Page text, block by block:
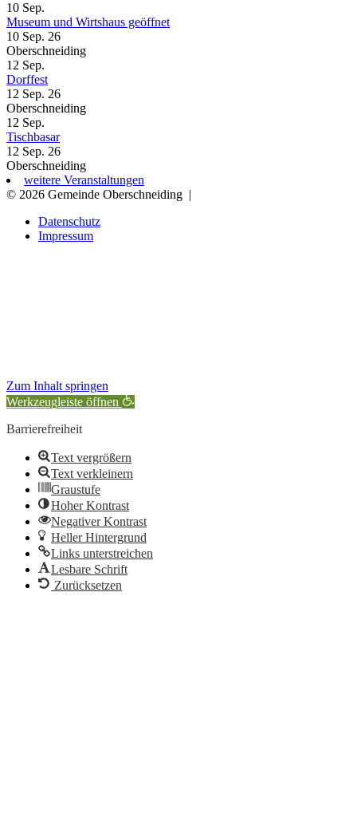
10 Sep.
Museum und Wirtshaus geöffnet
10 Sep. 26
Oberschneiding
12 Sep.
Dorffest
12 Sep. 26
Oberschneiding
12 Sep.
Tischbasar
12 Sep. 26
Oberschneiding
weitere Veranstaltungen
© 2026 Gemeinde Oberschneiding |
Datenschutz
Impressum
Zum Inhalt springen
Werkzeugleiste öffnen
Barrierefreiheit
Text vergrößern
Text verkleinern
Graustufe
Hoher Kontrast
Negativer Kontrast
Heller Hintergrund
Links unterstreichen
Lesbare Schrift
Zurücksetzen